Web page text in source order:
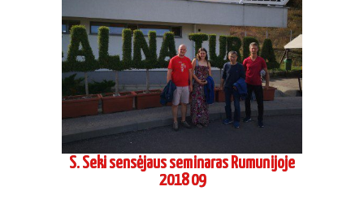
S. Seki sensėjaus seminaras Rumunijoje
2018 09